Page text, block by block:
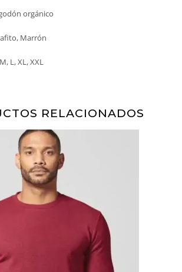
orgánico
Marrón
L, XL, XXL
RELACIONADOS